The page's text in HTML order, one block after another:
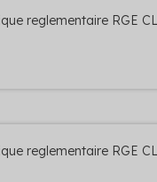
reglementaire RGE
reglementaire RGE